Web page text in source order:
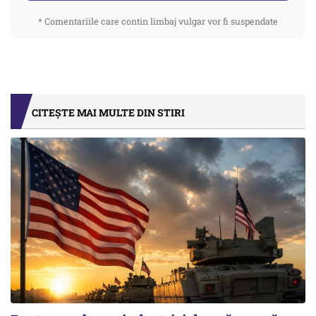
* Comentariile care contin limbaj vulgar vor fi suspendate
CITEȘTE MAI MULTE DIN STIRI